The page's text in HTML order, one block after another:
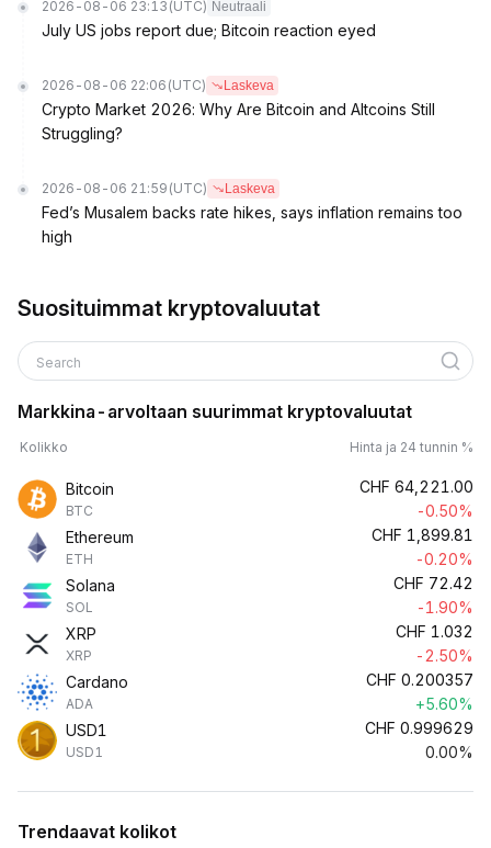
2026-08-06 23:13 (UTC) Neutraali
July US jobs report due; Bitcoin reaction eyed
2026-08-06 22:06 (UTC) Laskeva
Crypto Market 2026: Why Are Bitcoin and Altcoins Still
Struggling?
2026-08-06 21:59 (UTC) Laskeva
Fed’s Musalem backs rate hikes, says inflation remains too
high
Suosituimmat kryptovaluutat
Search
Markkina-arvoltaan suurimmat kryptovaluutat
Kolikko Hinta ja 24 tunnin %
Bitcoin
BTC
CHF 64,221.00
-0.50%
Ethereum
ETH
CHF 1,899.81
-0.20%
Solana
SOL
CHF 72.42
-1.90%
XRP
XRP
CHF 1.032
-2.50%
Cardano
ADA
CHF 0.200357
+5.60%
USD1
USD1
CHF 0.999629
0.00%
Trendaavat kolikot